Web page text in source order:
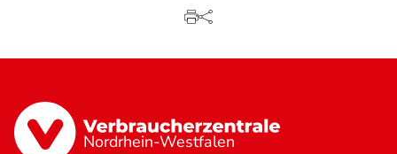
Nordrhein-Westfalen